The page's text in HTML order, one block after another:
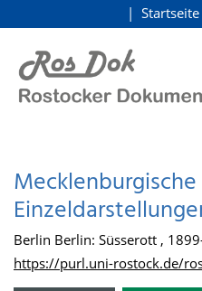
zum Inhalt
Startseite
Berlin Berlin: Süsserott ,
https://purl.uni-rostock.de/